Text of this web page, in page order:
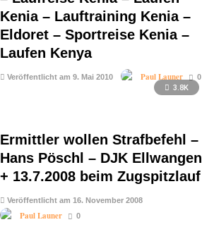
Kenia – Lauftraining Kenia –
Eldoret – Sportreise Kenia –
Laufen Kenya
Veröffentlicht am 9. Mai 2010 Paul Launer 0
3.8K
Ermittler wollen Strafbefehl –
Hans Pöschl – DJK Ellwangen
+ 13.7.2008 beim Zugspitzlauf
Veröffentlicht am 16. November 2008
Paul Launer 0